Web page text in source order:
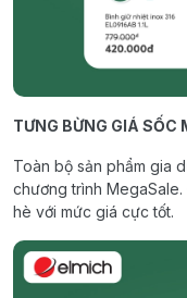
TƯNG BỪNG GIÁ SỐC
Toàn bộ sản phẩm gia
chương trình MegaSale.
hè với mức giá cực tốt.